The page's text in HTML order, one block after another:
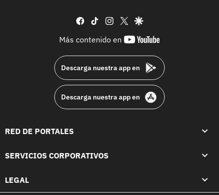
facebook
tiktok instagram
twittergoogle
Más contenido en
youtube-
Descarga nuestra app en
Descarga nuestra app en
RED DE PORTALES
SERVICIOS CORPORATIVOS
LEGAL